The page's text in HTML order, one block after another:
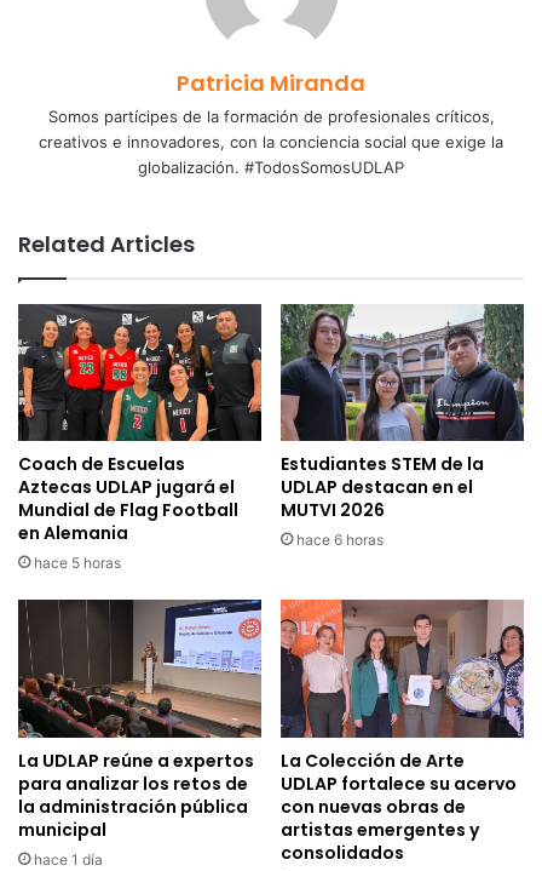
Patricia Miranda
Somos partícipes de la formación de profesionales críticos,
creativos e innovadores, con la conciencia social que exige la
globalización. #TodosSomosUDLAP
Related Articles
Coach de Escuelas
Aztecas UDLAP jugará el
Mundial de Flag Football
en Alemania
hace 5 horas
Estudiantes STEM de la
UDLAP destacan en el
MUTVI 2026
hace 6 horas
La UDLAP reúne a expertos
para analizar los retos de
la administración pública
municipal
hace 1 día
La Colección de Arte
UDLAP fortalece su acervo
con nuevas obras de
artistas emergentes y
consolidados